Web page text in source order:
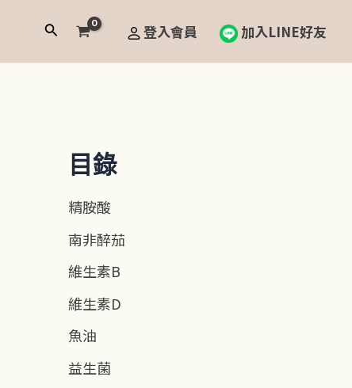
搜
登入會員 加入LINE好友
目錄
精胺酸
南非醉茄
維生素B
維生素D
魚油
益生菌